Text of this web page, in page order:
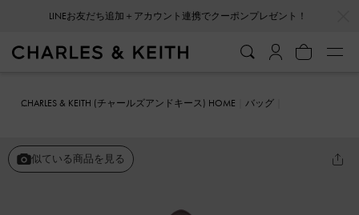
LINEお友だち追加＋アカウント連携でクーポンプレゼント！
CHARLES & KEITH (チャールズアンドキース) HOME
バッグ
似ている商品を見る